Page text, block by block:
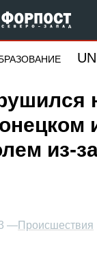
Форпост
из-
—Происшествия